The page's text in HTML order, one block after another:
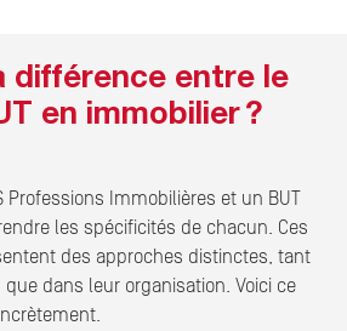
différence entre le
en immobilier ?
Professions Immobilières et un BUT
les spécificités de chacun. Ces
des approches distinctes, tant
dans leur organisation. Voici ce